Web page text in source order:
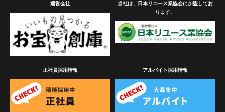
運営会社
当社は、日本リユース業協会に加盟してお
ります。
正社員採用情報 アルバイト採用情報